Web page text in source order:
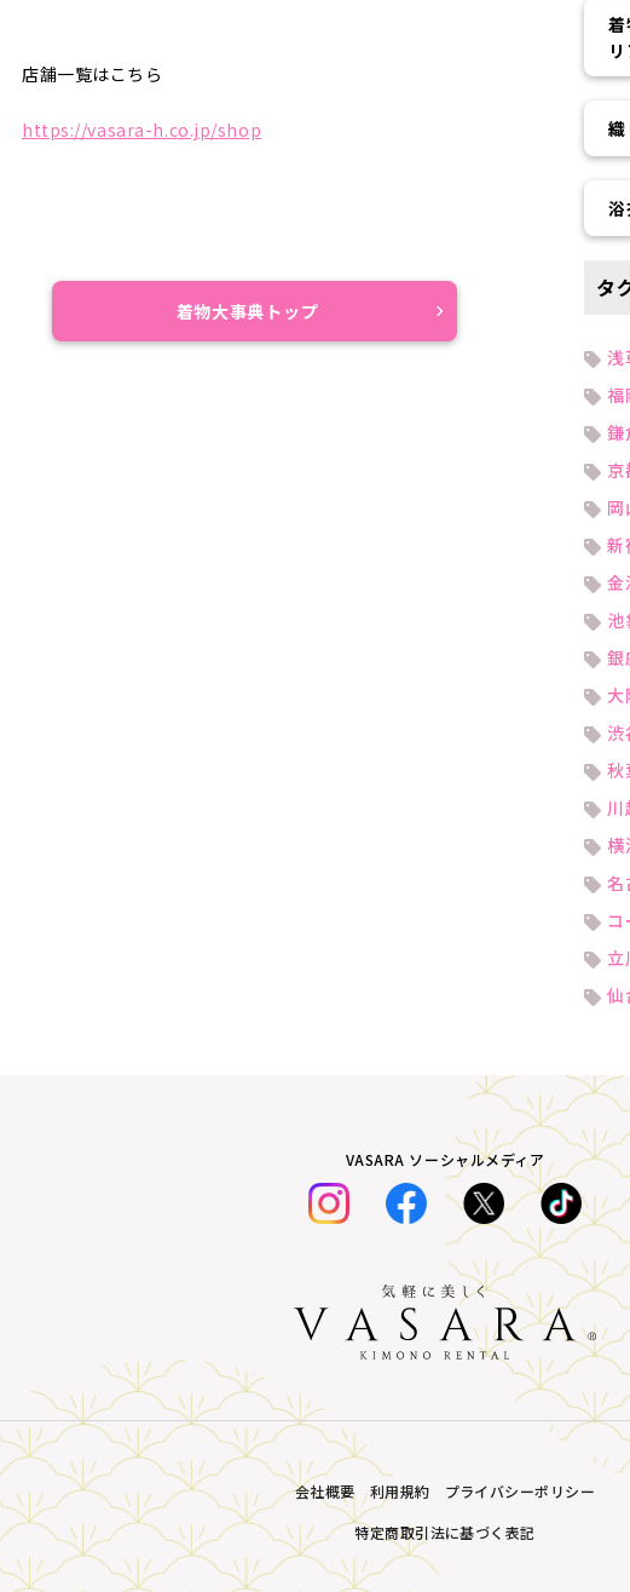
店舗一覧はこちら
https://vasara-h.co.jp/shop
着物大事典トップ
着
織
浴
タ
浅
福
鎌
京
岡
新
金
池
銀
大
渋
秋
川
横
名
立
仙
VASARA ソーシャルメディア
会社概要 利用規約
プライバシーポリシー
特定商取引法に基づく表記